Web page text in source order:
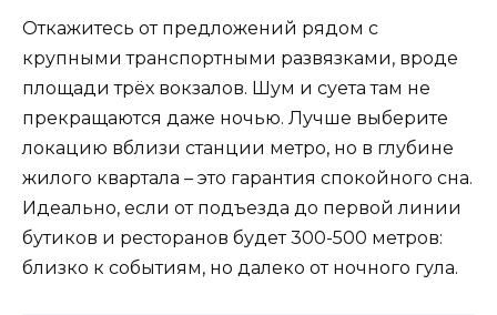
Откажитесь от предложений рядом с
крупными транспортными развязками, вроде
площади трёх вокзалов. Шум и суета там не
прекращаются даже ночью. Лучше выберите
локацию вблизи станции метро, но в глубине
жилого квартала – это гарантия спокойного сна.
Идеально, если от подъезда до первой линии
бутиков и ресторанов будет 300-500 метров:
близко к событиям, но далеко от ночного гула.